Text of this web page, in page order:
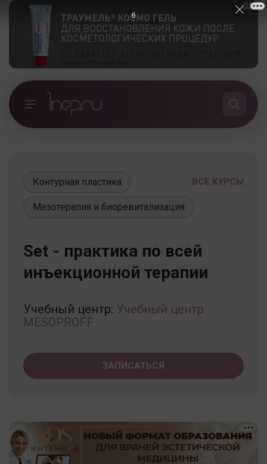
ВСЕ КУРСЫ
Контурная пластика
Мезотерапия и биоревитализация
Set - практика по всей
инъекционной терапии
Учебный центр: Учебный центр
MESOPROFF
ЗАПИСАТЬСЯ
5